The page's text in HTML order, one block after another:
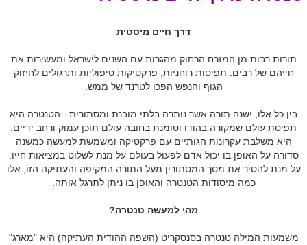
דרך חיים מיסטית
תורות רבות מן המזרח הרחוק מהגרות עם השנים לישראל ומעשירות את
חייהם של רבים. תפיסות רוחניות, פרקטיקות טיפוליות ותרגולים לחיזוק
הגוף והנפש הפכו לטרנד של ממש.
בין כל אלו, ישנה תורה אשר נותרה בלתי מובנת ומסתורית - הטנטרה היא
תפיסת עולם שמקורה בהודו וטומנת בחובה עולם תוכן עמוק ורחב ידיים.
היא משלבת עקרונות הגותיים עם פרקטיקה ומשמשת למעשה כמשנה
סדורה על האופן בו יכול אדם לפעול בעולם על מנת לשלוט במציאות חייו.
על מנת להסיר את מסך המסתורין מעל התורה המקיפה והעתיקה הזו, אלו
כמה מיסודות הטנטרה והאופן בו ניתן לתרגל אותה.
מהי למעשה טנטרה?
משמעות המילה טנטרה בסנסקריט (השפה ההודית העתיקה) היא "מארג"